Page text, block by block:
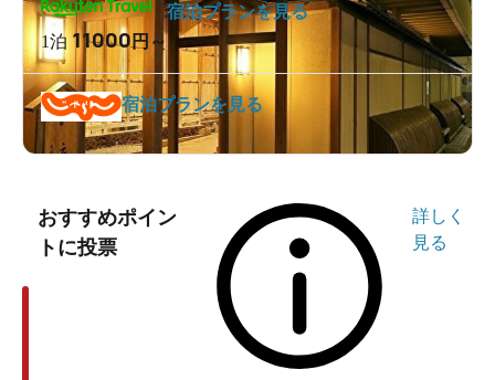
1泊 11000円～
宿泊プランを見る
宿泊プランを見る
おすすめポイン
トに投票
詳しく
見る